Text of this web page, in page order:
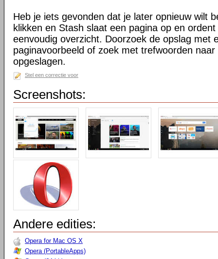
Heb je iets gevonden dat je later opnieuw wilt
klikken en Stash slaat een pagina op en ordent
eenvoudig overzicht. Doorzoek de opslag met
paginavoorbeeld of zoek met trefwoorden
opgeslagen.
Stel een correctie voor
Screenshots:
Andere edities:
Opera for Mac OS X
Opera (PortableApps)